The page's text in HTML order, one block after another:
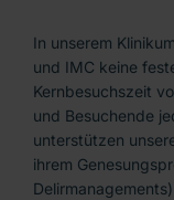
SOS nach
Klinisch-
Berlin
Veranstaltungen
In unserem
und IMC keine
Kernbesuchszeit
und Besuchende
unterstützen
ihrem